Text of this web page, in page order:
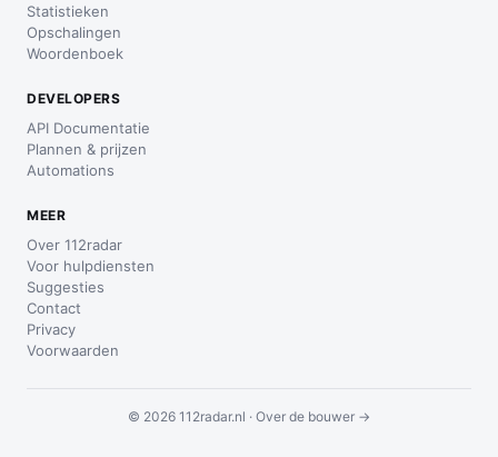
Statistieken
Opschalingen
Woordenboek
DEVELOPERS
API Documentatie
Plannen & prijzen
Automations
MEER
Over 112radar
Voor hulpdiensten
Suggesties
Contact
Privacy
Voorwaarden
© 2026 112radar.nl · Over de bouwer →